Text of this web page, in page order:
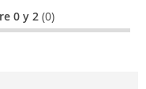
0 y 2(0)